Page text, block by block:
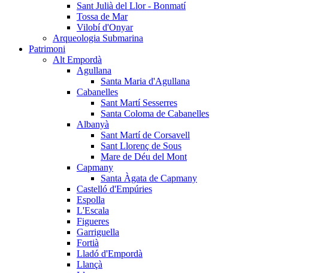
Sant Julià del Llor - Bonmatí
Tossa de Mar
Vilobí d'Onyar
Arqueologia Submarina
Patrimoni
Alt Empordà
Agullana
Santa Maria d'Agullana
Cabanelles
Sant Martí Sesserres
Santa Coloma de Cabanelles
Albanyà
Sant Martí de Corsavell
Sant Llorenç de Sous
Mare de Déu del Mont
Capmany
Santa Àgata de Capmany
Castelló d'Empúries
Espolla
L'Escala
Figueres
Garriguella
Fortià
Lladó d'Empordà
Llançà